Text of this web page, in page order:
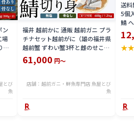
ン
場
身
料
とび
魚
福井 越前かに 通販 越前ガニ プラ
チナセット越前がに（雄の福井県
越前蟹 ずわい蟹3杯と雌のせこか
に 8杯(せいこ 蟹)のセット）福井
越前ガニ 活 を茹で上げ 送料込 価
ニ 限定 楽天 通販 価格 特価 販売
61,000 円～
店舗：越前ガニ・鮮魚専門店 魚屋とび
魚
送料
5個
鯖
オ
オ
オス
★